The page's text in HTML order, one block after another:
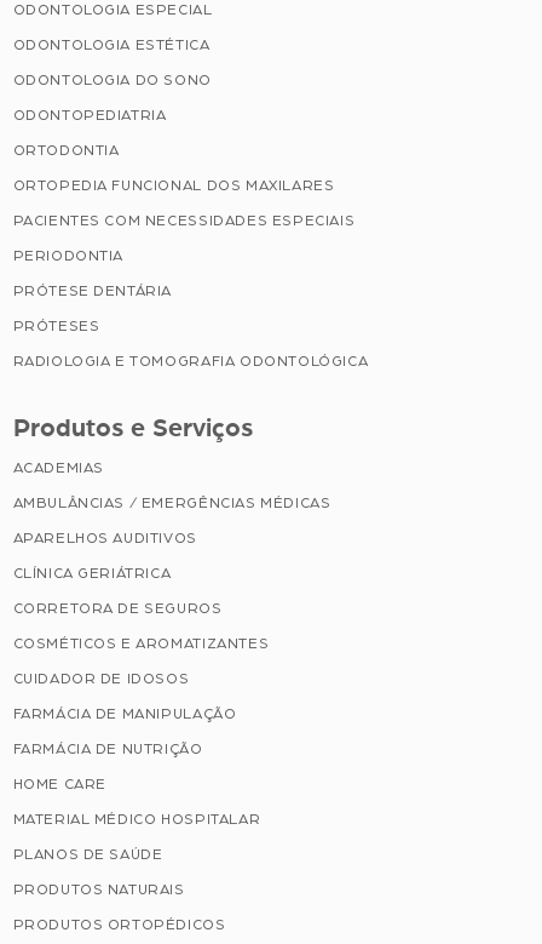
ODONTOLOGIA ESPECIAL
ODONTOLOGIA ESTÉTICA
ODONTOLOGIA DO SONO
ODONTOPEDIATRIA
ORTODONTIA
ORTOPEDIA FUNCIONAL DOS MAXILARES
PACIENTES COM NECESSIDADES ESPECIAIS
PERIODONTIA
PRÓTESE DENTÁRIA
PRÓTESES
RADIOLOGIA E TOMOGRAFIA ODONTOLÓGICA
Produtos e Serviços
ACADEMIAS
AMBULÂNCIAS / EMERGÊNCIAS MÉDICAS
APARELHOS AUDITIVOS
CLÍNICA GERIÁTRICA
CORRETORA DE SEGUROS
COSMÉTICOS E AROMATIZANTES
CUIDADOR DE IDOSOS
FARMÁCIA DE MANIPULAÇÃO
FARMÁCIA DE NUTRIÇÃO
HOME CARE
MATERIAL MÉDICO HOSPITALAR
PLANOS DE SAÚDE
PRODUTOS NATURAIS
PRODUTOS ORTOPÉDICOS